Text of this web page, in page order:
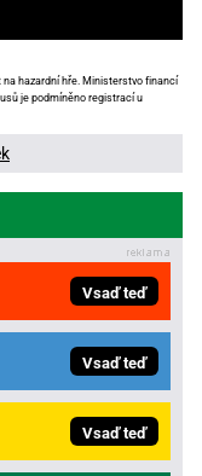
hazardní hře. Ministerstvo financí
je podmíněno registrací u
Vsaď teď
Vsaď teď
Vsaď teď